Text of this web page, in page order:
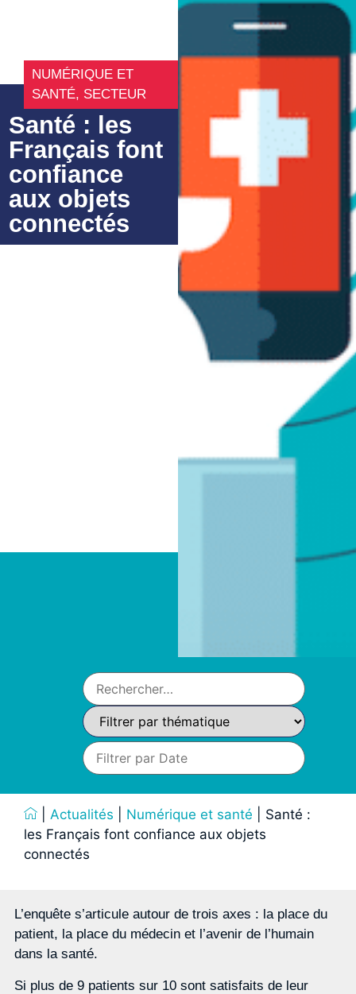
NUMÉRIQUE ET
SANTÉ, SECTEUR
Santé : les
Français font
confiance
aux objets
connectés
Actualités Numérique et santé
Santé :
les Français font confiance aux objets
connectés
L’enquête s’articule autour de trois axes : la place du
patient, la place du médecin et l’avenir de l’humain
dans la santé.
Si plus de 9 patients sur 10 sont satisfaits de leur